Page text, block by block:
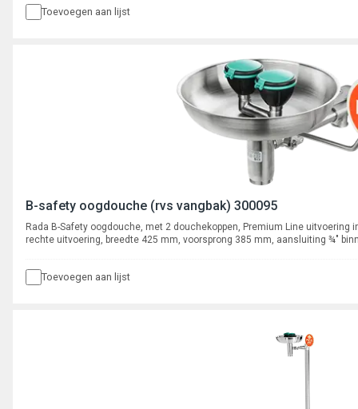
Toevoegen aan lijst
B-safety oogdouche (rvs vangbak) 300095
Rada B-Safety oogdouche, met 2 douchekoppen, Premium Line uitvoering
rechte uitvoering, breedte 425 mm, voorsprong 385 mm, aansluiting ¾"
Toevoegen aan lijst